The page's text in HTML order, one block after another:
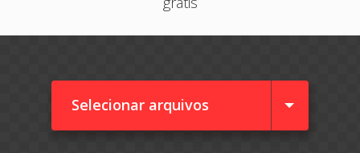
Selecionar arquivos